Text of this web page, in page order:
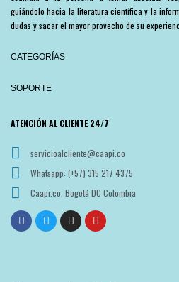
guiándolo hacia la literatura científica y la
dudas y sacar el mayor provecho de su
CATEGORÍAS
SOPORTE
ATENCIÓN AL CLIENTE 24/7
servicioalcliente@caapi.co
Whatsapp: (+57) 315 217 4375
Caapi.co, Bogotá DC Colombia